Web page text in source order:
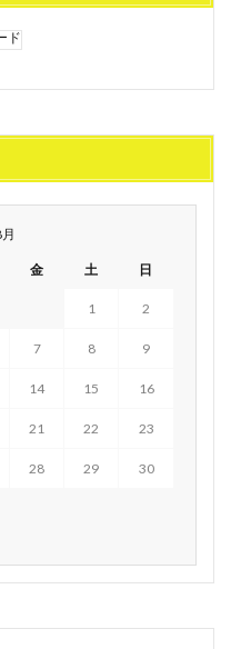
金 土 日
1 2
7 8 9
14 15 16
21 22 23
28 29 30